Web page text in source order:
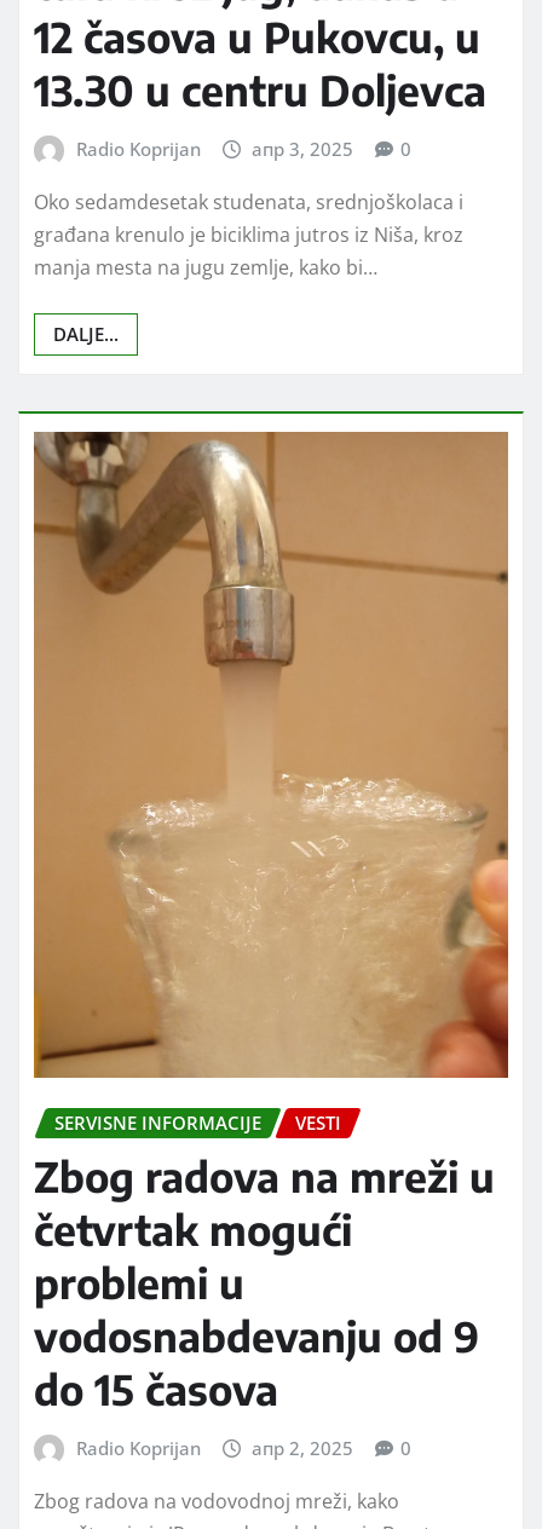
12 časova u Pukovcu, u
13.30 u centru Doljevca
Radio Koprijan апр 3, 2025 0
Oko sedamdesetak studenata, srednjoškolaca i
građana krenulo je biciklima jutros iz Niša, kroz
manja mesta na jugu zemlje, kako bi…
DALJE...
SERVISNE INFORMACIJE VESTI
Zbog radova na mreži u
četvrtak mogući
problemi u
vodosnabdevanju od 9
do 15 časova
Radio Koprijan апр 2, 2025 0
Zbog radova na vodovodnoj mreži, kako